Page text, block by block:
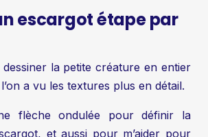
escargot étape par
dessiner la petite créature en entier
a vu les textures plus en détail.
flèche ondulée pour définir la
et aussi pour m’aider pour